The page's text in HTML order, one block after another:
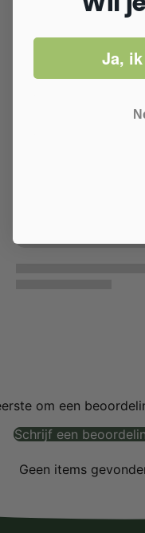
om een
Schrijf een
Geen items
Ja,